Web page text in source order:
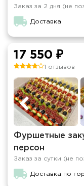
Заказ за 2 дня (не
Доставка
17 550 ₽
1 отзывов
Фуршетные
персон
Заказ за сутки (не
Доставка по